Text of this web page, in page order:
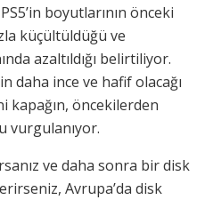
boyutlarının önceki
küçültüldüğü ve
azaltıldığı belirtiliyor.
daha ince ve hafif olacağı
kapağın, öncekilerden
vurgulanıyor.
ve daha sonra bir disk
Avrupa’da disk